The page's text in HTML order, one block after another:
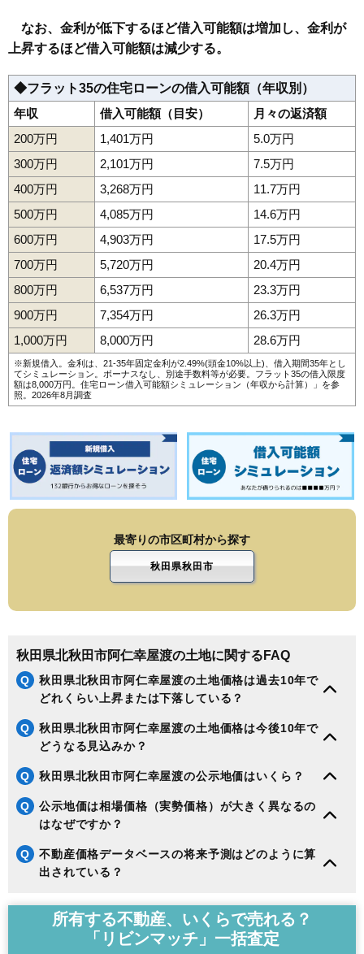
なお、金利が低下するほど借入可能額は増加し、金利が
上昇するほど借入可能額は減少する。
◆フラット35の住宅ローンの借入可能額（年収別）
年収
借入可能額（目安）
月々の返済額
200万円
1,401万円
5.0万円
300万円
2,101万円
7.5万円
400万円
3,268万円
11.7万円
500万円
4,085万円
14.6万円
600万円
4,903万円
17.5万円
700万円
5,720万円
20.4万円
800万円
6,537万円
23.3万円
900万円
7,354万円
26.3万円
1,000万円
8,000万円 28.6万円
※新規借入。金利は、21-35年固定金利が2.49%(頭金10%以上)、借入期間35年とし
てシミュレーション。ボーナスなし、別途手数料等が必要。フラット35の借入限度
額は8,000万円。 住宅ローン借入可能額シミュレーション（年収から計算）
」を参
照。2026年8月調査
最寄りの市区町村から探す
秋田県秋田市
秋田県北秋田市阿仁幸屋渡の土地に関するFAQ
Q
秋田県北秋田市阿仁幸屋渡の土地価格は過去10年で
どれくらい上昇または下落している？
Q
秋田県北秋田市阿仁幸屋渡の土地価格は今後10年で
どうなる見込みか？
Q 秋田県北秋田市阿仁幸屋渡の公示地価はいくら？
Q
公示地価は相場価格（実勢価格）が大きく異なるの
はなぜですか？
Q
不動産価格データベースの将来予測はどのように算
出されている？
所有する不動産、いくらで売れる？
「リビンマッチ」一括査定